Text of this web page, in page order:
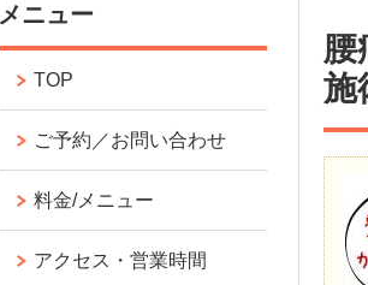
腰
施
メニュー
TOP
ご予約／お問い合わせ
料金/メニュー
アクセス・営業時間